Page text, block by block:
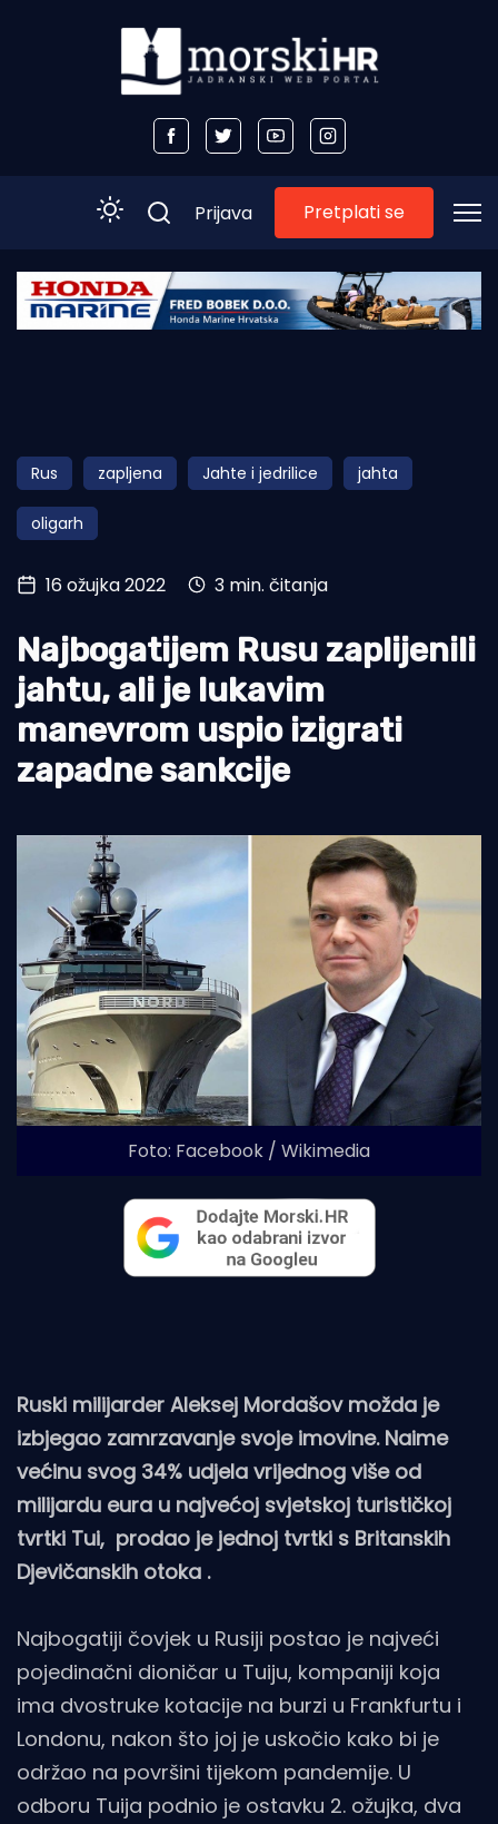
Početna
Obala
Otoci
Turizam i nautika
Pomorstvo
Ribolov
Ekologija
Tradicija i kultura
Prijava Pretplati se
Rus zapljena Jahte i jedrilice jahta
oligarh
16 ožujka 2022 3 min. čitanja
Najbogatijem Rusu zaplijenili
jahtu, ali je lukavim
manevrom uspio izigrati
zapadne sankcije
Foto: Facebook / Wikimedia
Ruski milijarder Aleksej Mordašov možda je
izbjegao zamrzavanje svoje imovine. Naime
većinu svog 34% udjela vrijednog više od
milijardu eura u najvećoj svjetskoj turističkoj
tvrtki Tui, prodao je jednoj tvrtki s Britanskih
Djevičanskih otoka .
Najbogatiji čovjek u Rusiji postao je najveći
pojedinačni dioničar u Tuiju, kompaniji koja
ima dvostruke kotacije na burzi u Frankfurtu i
Londonu, nakon što joj je uskočio kako bi je
održao na površini tijekom pandemije. U
odboru Tuija podnio je ostavku 2. ožujka, dva